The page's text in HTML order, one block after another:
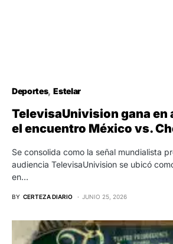
Deportes Estelar
TelevisaUnivision gana en
el encuentro México vs.
Se consolida como la señal mundialista
audiencia TelevisaUnivision se ubicó
en…
BY CERTEZA DIARIO JUNIO 25, 2026